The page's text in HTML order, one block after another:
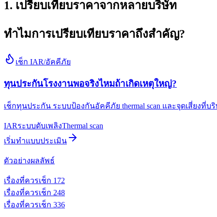
1. เปรียบเทียบราคาจากหลายบริษัท
ทำไมการเปรียบเทียบราคาถึงสำคัญ?
เช็ก IAR/อัคคีภัย
ทุนประกันโรงงานพอจริงไหมถ้าเกิดเหตุใหญ่?
เช็กทุนประกัน ระบบป้องกันอัคคีภัย thermal scan และจุดเสี่ยงที่
IARระบบดับเพลิงThermal scan
เริ่มทำแบบประเมิน
ตัวอย่างผลลัพธ์
เรื่องที่ควรเช็ก 1 72
เรื่องที่ควรเช็ก 248
เรื่องที่ควรเช็ก 336